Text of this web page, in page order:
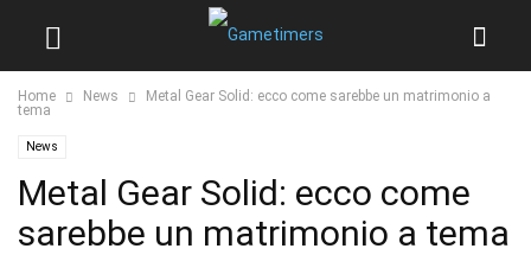
Home News
Metal Gear Solid: ecco come sarebbe un matrimonio a
tema
News
Metal Gear Solid: ecco come
sarebbe un matrimonio a tema